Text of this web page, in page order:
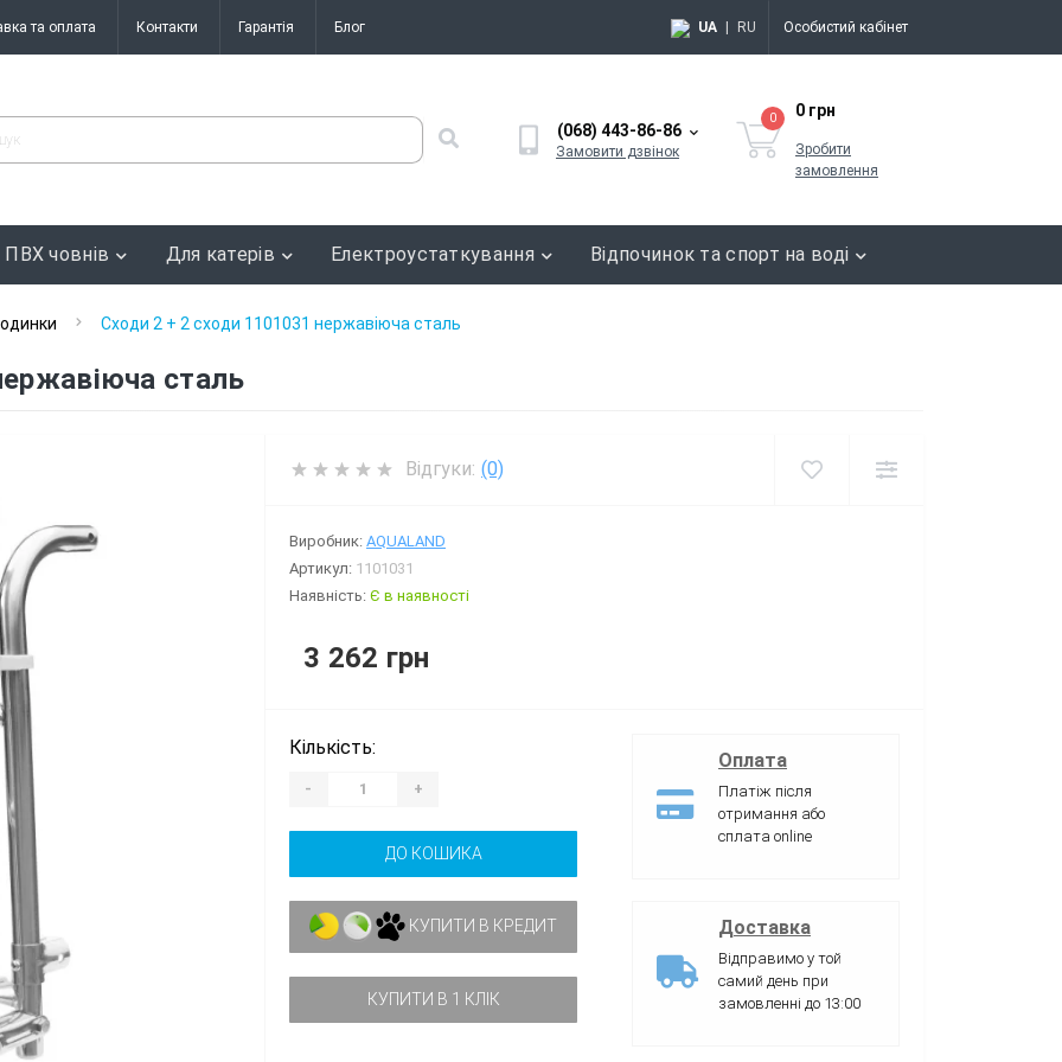
та оплата Контакти Гарантія Блог UA RU Особистий кабінет
(068) 443-86-86
Замовити дзвінок
0 0 грн
Зробити
замовлення
човнів Для катерів Електроустаткування Відпочинок та спорт на воді
Сходи 2 + 2 сходи 1101031 нержавіюча сталь
сталь
Відгуки: (0)
Виробник: AQUALAND
Артикул: 1101031
Наявність: Є в наявності
3 262 грн
Кількість:
- +
ДО КОШИКА
КУПИТИ В КРЕДИТ
КУПИТИ В 1 КЛІК
Оплата
Платіж після
отримання або
сплата online
Доставка
Відправимо у той
самий день при
замовленні до 13:00